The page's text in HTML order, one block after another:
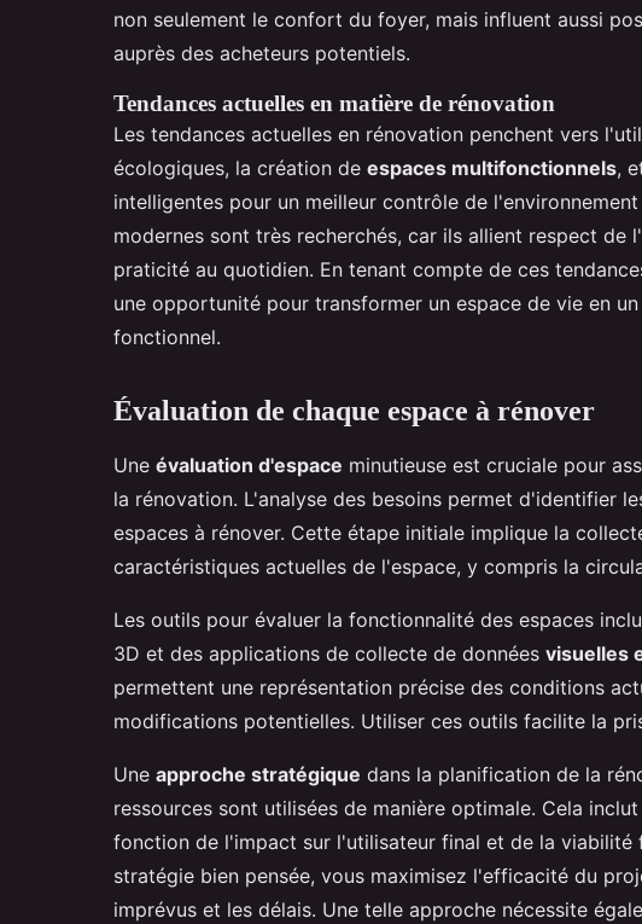
non seulement le confort du foyer, mais influent aussi
auprès des acheteurs potentiels.
Tendances actuelles en matière de rénovation
Les tendances actuelles en rénovation penchent vers
écologiques, la création de espaces multifonctionnels,
intelligentes pour un meilleur contrôle de
modernes sont très recherchés, car ils allient respect de
praticité au quotidien. En tenant compte de ces
une opportunité pour transformer un espace de vie en
fonctionnel.
Évaluation de chaque espace à rénover
Une évaluation d'espace minutieuse est cruciale pour
la rénovation. L'analyse des besoins permet d'identifier
espaces à rénover. Cette étape initiale implique la
caractéristiques actuelles de l'espace, y compris la
Les outils pour évaluer la fonctionnalité des espaces
3D et des applications de collecte de données visuelles
permettent une représentation précise des conditions
modifications potentielles. Utiliser ces outils facilite la
Une approche stratégique dans la planification de la
ressources sont utilisées de manière optimale. Cela
fonction de l'impact sur l'utilisateur final et de la viabilité
stratégie bien pensée, vous maximisez l'efficacité du
imprévus et les délais. Une telle approche nécessite